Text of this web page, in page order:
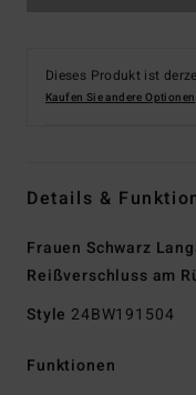
Dieses Produkt ist
Kaufen Sie andere Optionen
Details &
Frauen Schwarz
Reißverschluss am
Style 24BW191504
Funktionen